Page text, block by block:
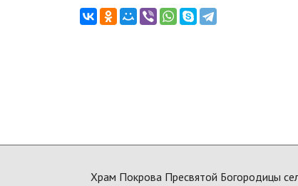
Храм Покрова Пресвятой Богородицы